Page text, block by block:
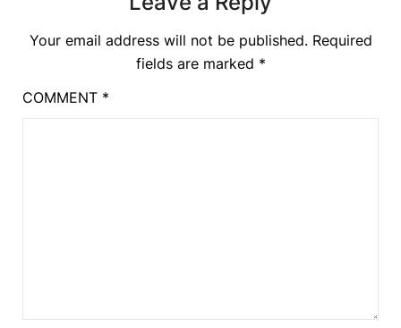
Your email address will not be published. Required
fields are marked *
COMMENT *